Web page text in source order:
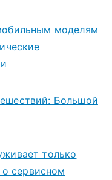
моделям
Большой
только
о сервисном